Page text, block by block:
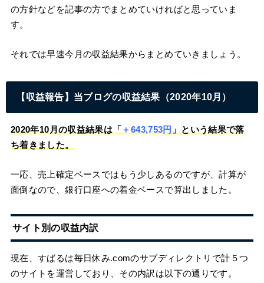
の方針などを記事の方でまとめていければと思っていま
す。
それでは早速今月の収益結果からまとめていきましょう。
【収益報告】当ブログの収益結果（2020年10月）
2020年10月の収益結果は「 ＋643,753円 」という結果で落
ち着きました。
一応、売上確定ベースではもう少しあるのですが、計算が
面倒なので、銀行口座への着金ベースで算出しました。
サイト別の収益内訳
現在、すばるは毎日休み.comのサブディレクトリで計５つ
のサイトを運営しており、その内訳は以下の通りです。